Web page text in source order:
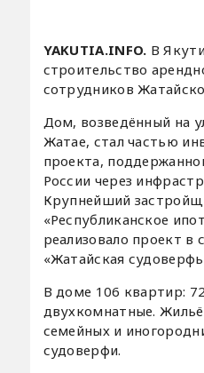
YAKUTIA.INFO. В
строительство
сотрудников
Дом, возведённый на
Жатае, стал частью
проекта,
России через
Крупнейший
«Республиканское
реализовало проект в
«Жатайская
В доме 106 квартир:
двухкомнатные.
семейных и
судоверфи.